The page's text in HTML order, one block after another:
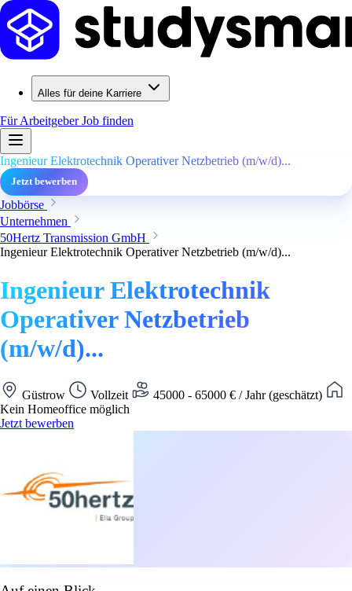
Alles für deine Karriere
Für ArbeitgeberJob finden
Ingenieur Elektrotechnik Operativer Netzbetrieb (m/w/d)...
Jetzt bewerben
Jobbörse
Unternehmen
50Hertz Transmission GmbH
Ingenieur Elektrotechnik Operativer Netzbetrieb (m/w/d)...
Ingenieur Elektrotechnik
Operativer Netzbetrieb
(m/w/d)...
Güstrow Vollzeit
45000 - 65000 € / Jahr (geschätzt)
Kein Homeoffice möglich
Jetzt bewerben